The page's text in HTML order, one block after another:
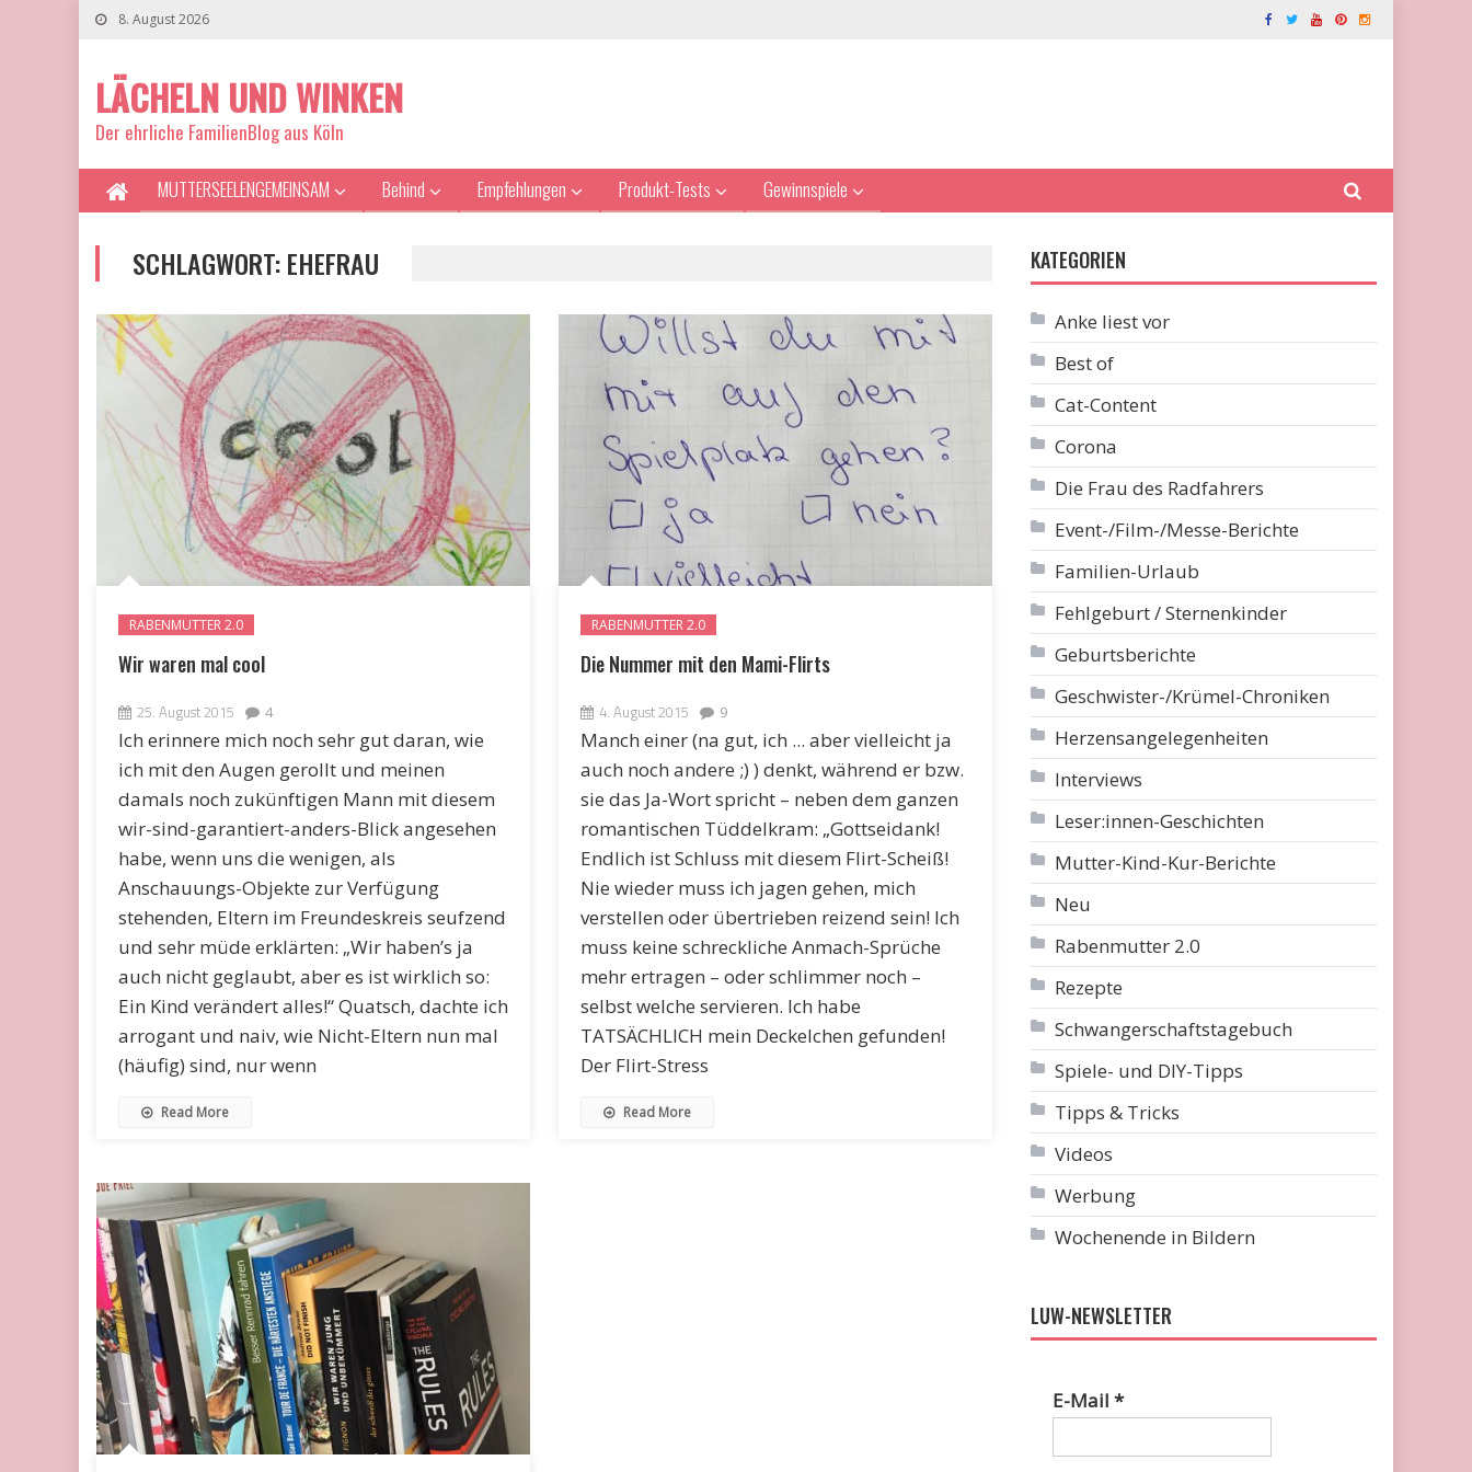
8. August 2026
LÄCHELN UND WINKEN
Der ehrliche FamilienBlog aus Köln
MUTTERSEELENGEMEINSAM Behind Empfehlungen Produkt-Tests Gewinnspiele
SCHLAGWORT:EHEFRAU
RABENMUTTER 2.0
Wir waren mal cool
25. August 2015 4
Ich erinnere mich noch sehr gut daran, wie
ich mit den Augen gerollt und meinen
damals noch zukünftigen Mann mit diesem
wir-sind-garantiert-anders-Blick angesehen
habe, wenn uns die wenigen, als
Anschauungs-Objekte zur Verfügung
stehenden, Eltern im Freundeskreis seufzend
und sehr müde erklärten: „Wir haben’s ja
auch nicht geglaubt, aber es ist wirklich so:
Ein Kind verändert alles!“ Quatsch, dachte ich
arrogant und naiv, wie Nicht-Eltern nun mal
(häufig) sind, nur wenn
Read More
RABENMUTTER 2.0
Die Nummer mit den Mami-Flirts
4. August 2015 9
Manch einer (na gut, ich ... aber vielleicht ja
auch noch andere ;) ) denkt, während er bzw.
sie das Ja-Wort spricht – neben dem ganzen
romantischen Tüddelkram: „Gottseidank!
Endlich ist Schluss mit diesem Flirt-Scheiß!
Nie wieder muss ich jagen gehen, mich
verstellen oder übertrieben reizend sein! Ich
muss keine schreckliche Anmach-Sprüche
mehr ertragen – oder schlimmer noch –
selbst welche servieren. Ich habe
TATSÄCHLICH mein Deckelchen gefunden!
Der Flirt-Stress
Read More
KATEGORIEN
Anke liest vor
Best of
Cat-Content
Corona
Die Frau des Radfahrers
Event-/Film-/Messe-Berichte
Familien-Urlaub
Fehlgeburt / Sternenkinder
Geburtsberichte
Geschwister-/Krümel-Chroniken
Herzensangelegenheiten
Interviews
Leser:innen-Geschichten
Mutter-Kind-Kur-Berichte
Neu
Rabenmutter 2.0
Rezepte
Schwangerschaftstagebuch
Spiele- und DIY-Tipps
Tipps & Tricks
Videos
Werbung
Wochenende in Bildern
LUW-NEWSLETTER
E-Mail*